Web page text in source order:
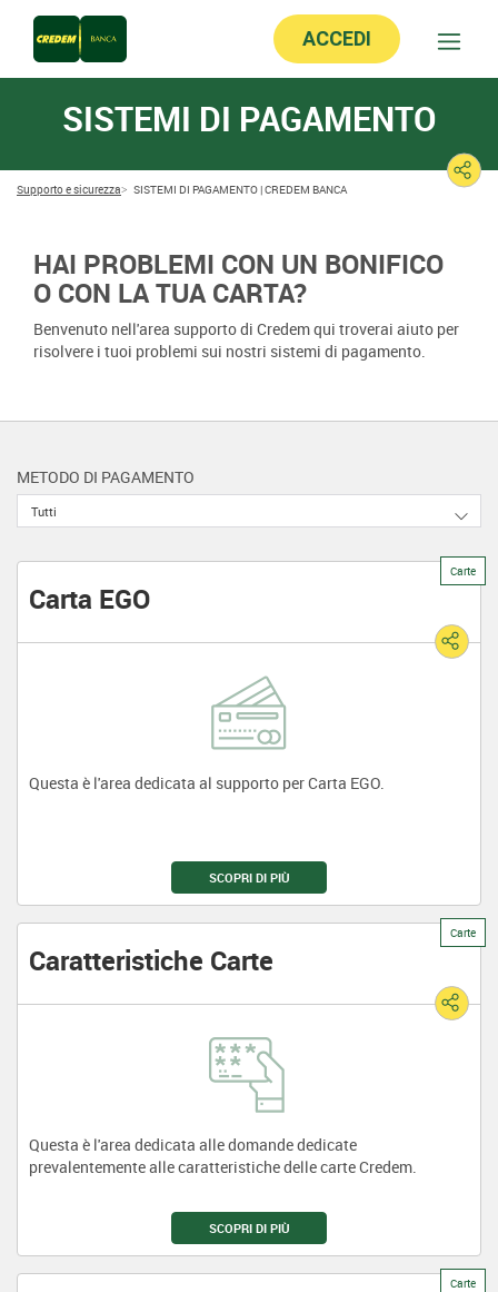
ACCEDI
SISTEMI DI PAGAMENTO
Supporto e sicurezza SISTEMI DI PAGAMENTO | CREDEM BANCA
HAI PROBLEMI CON UN BONIFICO
O CON LA TUA CARTA?
Benvenuto nell'area supporto di Credem qui troverai aiuto per
risolvere i tuoi problemi sui nostri sistemi di pagamento.
METODO DI PAGAMENTO
Tutti
Carte
Carta EGO
Questa è l'area dedicata al supporto per Carta EGO.
SCOPRI DI PIÙ
Carte
Caratteristiche Carte
Questa è l'area dedicata alle domande dedicate
prevalentemente alle caratteristiche delle carte Credem.
SCOPRI DI PIÙ
Carte